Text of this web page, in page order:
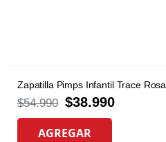
Zapatilla Pimps Infantil Trace Rosa
$54.990 $38.990
AGREGAR